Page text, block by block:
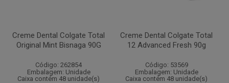
Creme Dental Colgate Total
Original Mint Bisnaga 90G
Código: 262854
Embalagem: Unidade
Caixa contém 48 unidade(s)
Creme Dental Colgate Total
12 Advanced Fresh 90g
Código: 53569
Embalagem: Unidade
Caixa contém 48 unidade(s)